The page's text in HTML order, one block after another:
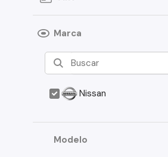
Marca
Nissan
Modelo